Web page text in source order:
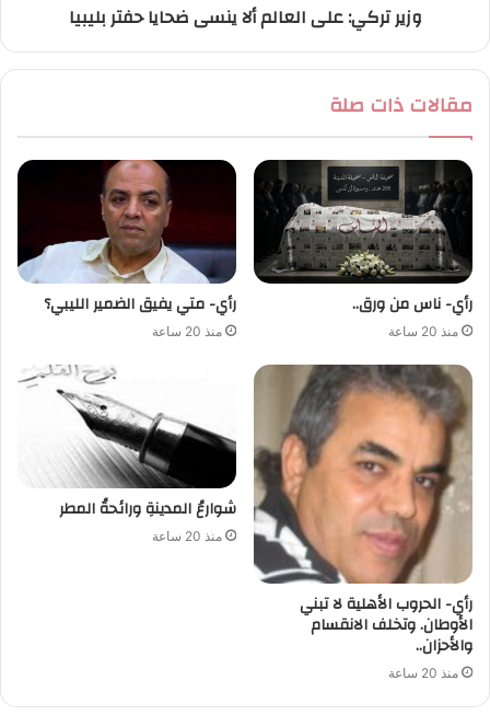
وزير تركي: على العالم ألا ينسى ضحايا حفتر بليبيا
مقالات ذات صلة
رأي- ناس من ورق..
منذ 20 ساعة
رأي- متي يفيق الضمير الليبي؟
منذ 20 ساعة
رأي- الحروب الأهلية لا تبني
الأوطان. وتخلف الانقسام
والأحزان..
منذ 20 ساعة
شوارعُ المدينةِ ورائحةُ المطر
منذ 20 ساعة